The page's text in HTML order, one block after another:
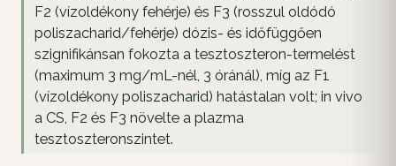
F2 (vízoldékony fehérje) és F3 (rosszul oldódó
poliszacharid/fehérje) dózis- és időfüggően
szignifikánsan fokozta a tesztoszteron-termelést
(maximum 3 mg/mL-nél, 3 óránál), míg az F1
(vízoldékony poliszacharid) hatástalan volt; in vivo
a CS, F2 és F3 növelte a plazma
tesztoszteronszintet.